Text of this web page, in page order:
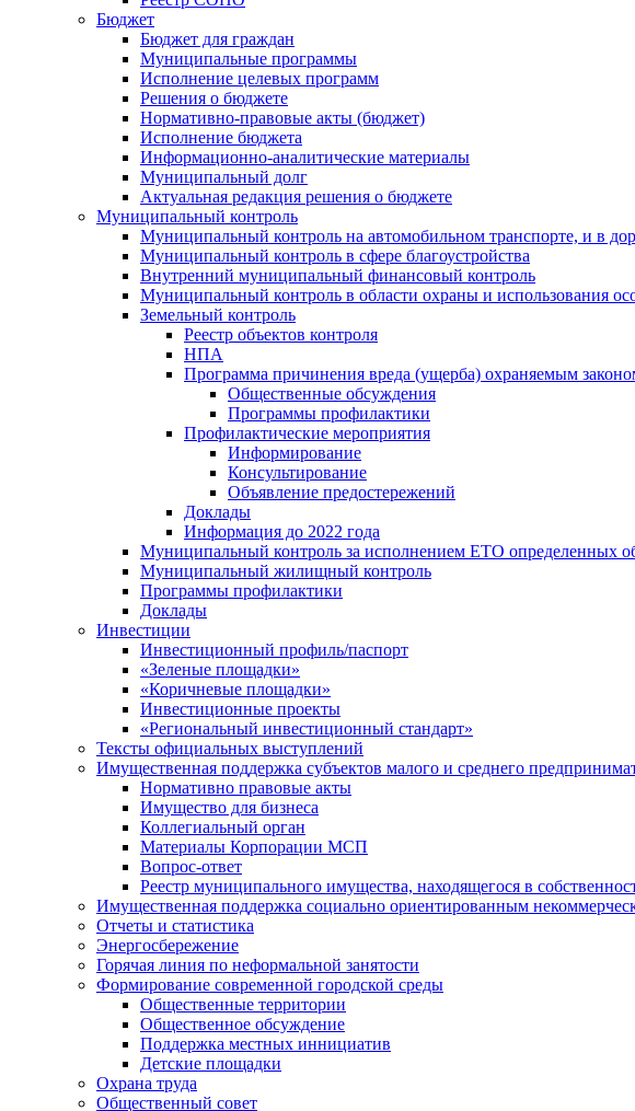
Бюджет
Бюджет для граждан
Муниципальные программы
Исполнение целевых программ
Решения о бюджете
Нормативно-правовые акты (бюджет)
Исполнение бюджета
Информационно-аналитические материалы
Муниципальный долг
Актуальная редакция решения о бюджете
Муниципальный контроль
Муниципальный контроль на автомобильном транспорте, и в
Муниципальный контроль в сфере благоустройства
Внутренний муниципальный финансовый контроль
Муниципальный контроль в области охраны и использования
Земельный контроль
Реестр объектов контроля
НПА
Программа причинения вреда (ущерба) охраняемым
Общественные обсуждения
Программы профилактики
Профилактические мероприятия
Информирование
Консультирование
Объявление предостережений
Доклады
Информация до 2022 года
Муниципальный контроль за исполнением ЕТО определенных
Муниципальный жилищный контроль
Программы профилактики
Доклады
Инвестиции
Инвестиционный профиль/паспорт
«Зеленые площадки»
«Коричневые площадки»
Инвестиционные проекты
«Региональный инвестиционный стандарт»
Тексты официальных выступлений
Имущественная поддержка субъектов малого и среднего
Нормативно правовые акты
Имущество для бизнеса
Коллегиальный орган
Материалы Корпорации МСП
Вопрос-ответ
Реестр муниципального имущества, находящегося в
Имущественная поддержка социально ориентированным
Отчеты и статистика
Энергосбережение
Горячая линия по неформальной занятости
Формирование современной городской среды
Общественные территории
Общественное обсуждение
Поддержка местных иннициатив
Детские площадки
Охрана труда
Общественный совет